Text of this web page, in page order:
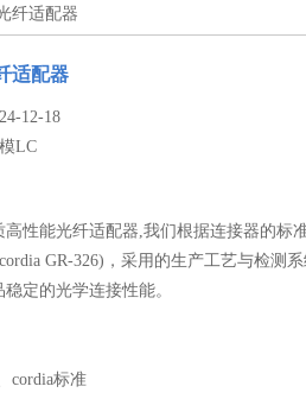
纤适配器
适配器
12-18
LC
能光纤适配器,我们根据连接器的标
GR-326)，采用的生产工艺与检测
定的光学连接性能。
cordia标准